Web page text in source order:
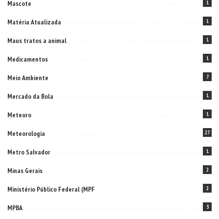
Mascote 1
Matéria Atualizada 1
Maus tratos a animal 1
Medicamentos 1
Meio Ambiente 7
Mercado da Bola 1
Meteoro 1
Meteorologia 27
Metro Salvador 1
Minas Gerais 2
Ministério Público Federal (MPF 2
MPBA 3